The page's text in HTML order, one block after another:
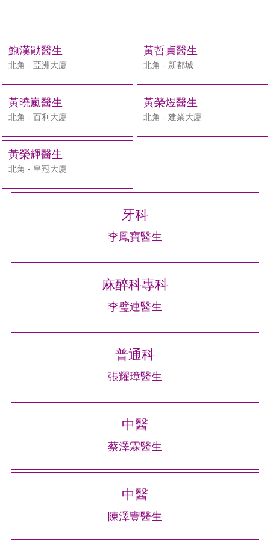
鮑漢勛醫生
北角 - 亞洲大廈
黃哲貞醫生
北角 - 新都城
黃曉嵐醫生
北角 - 百利大廈
黃榮煜醫生
北角 - 建業大廈
黃榮輝醫生
北角 - 皇冠大廈
牙科
李鳳寶醫生
麻醉科專科
李璧連醫生
普通科
張耀璋醫生
中醫
蔡澤霖醫生
中醫
陳澤豐醫生